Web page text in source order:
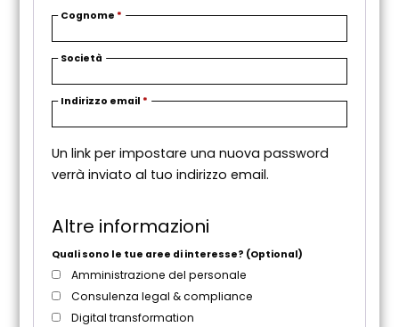
Cognome *
Società
Indirizzo email * R
h
t
o
Un link per impostare una nuova password
verrà inviato al tuo indirizzo email.
Altre informazioni
Quali sono le tue aree di interesse? (Optional)
Amministrazione del personale
Consulenza legal & compliance
Digital transformation